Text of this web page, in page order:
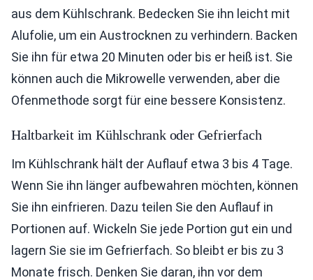
aus dem Kühlschrank. Bedecken Sie ihn leicht mit
Alufolie, um ein Austrocknen zu verhindern. Backen
Sie ihn für etwa 20 Minuten oder bis er heiß ist. Sie
können auch die Mikrowelle verwenden, aber die
Ofenmethode sorgt für eine bessere Konsistenz.
Haltbarkeit im Kühlschrank oder Gefrierfach
Im Kühlschrank hält der Auflauf etwa 3 bis 4 Tage.
Wenn Sie ihn länger aufbewahren möchten, können
Sie ihn einfrieren. Dazu teilen Sie den Auflauf in
Portionen auf. Wickeln Sie jede Portion gut ein und
lagern Sie sie im Gefrierfach. So bleibt er bis zu 3
Monate frisch. Denken Sie daran, ihn vor dem